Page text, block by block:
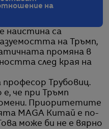
на
наистина са
на Тръмп,
промяна в
след края на
професор Трубовиц.
че при Тръмп
Приоритетите
MAGA Китай е по-
може би не е вярно